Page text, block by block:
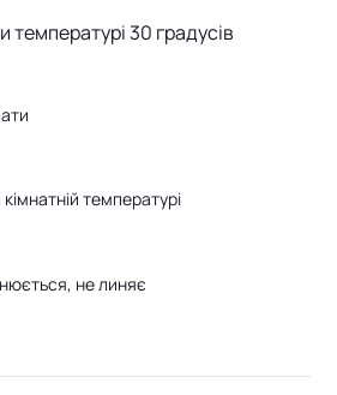
температурі 30 градусів
температурі
не линяє